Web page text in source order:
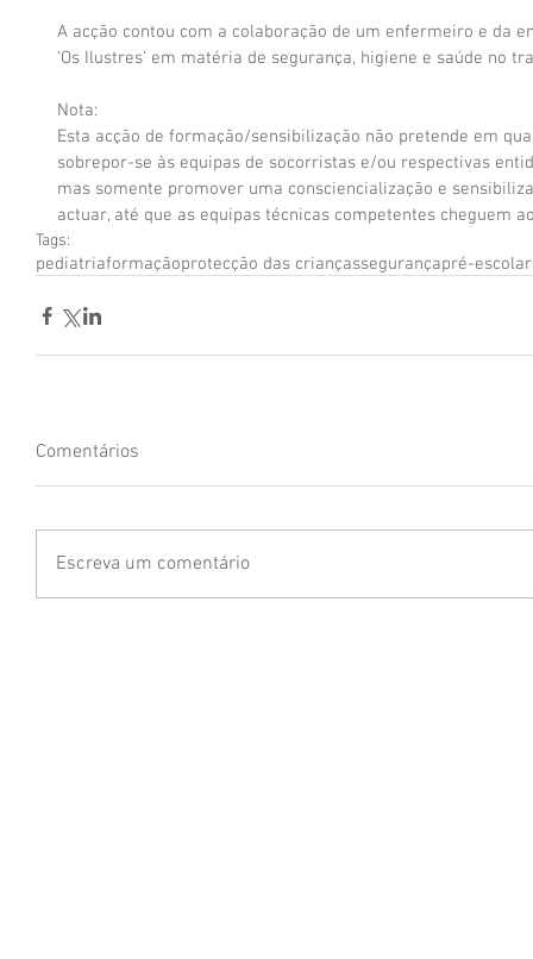
A acção contou com a colaboração de um enfermeiro e da
‘Os Ilustres’ em matéria de segurança, higiene e saúde no
Nota:
Esta acção de formação/sensibilização não pretende em
sobrepor-se às equipas de socorristas e/ou respectivas
mas somente promover uma consciencialização e
actuar, até que as equipas técnicas competentes cheguem
Tags:
pediatriaformaçãoprotecção das criançassegurançapré-escolar
Comentários
Escreva um comentário